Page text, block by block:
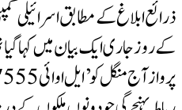
کے مطابق اسرائیلی کمپنی
ایک بیان میں‌کہا گیا تھا کہ
پرواز آج منگل